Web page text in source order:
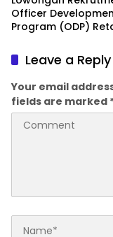
Officer
Program (ODP)
Leave a Reply
Your email
fields are marked